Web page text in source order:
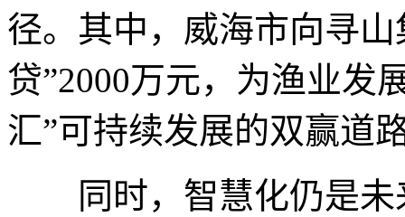
径。其中，威海市向寻
贷”2000万元，为渔业发
汇”可持续发展的双赢道
同时，智慧化仍是未